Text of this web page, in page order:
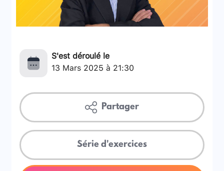
S'est déroulé le
13 Mars 2025 à 21:30
Partager
Série d'exercices